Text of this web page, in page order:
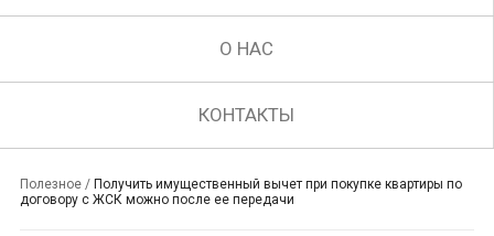
О НАС
КОНТАКТЫ
Полезное/ Получить имущественный вычет при покупке квартиры по
договору с ЖСК можно после ее передачи